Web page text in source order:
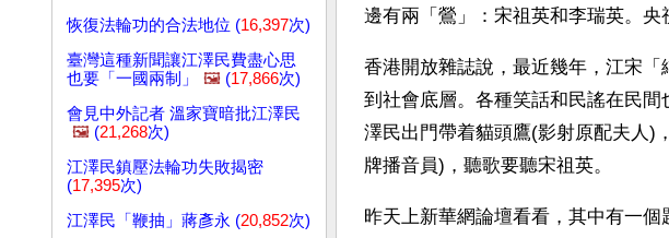
恢復法輪功的合法地位 (16,397次)
臺灣這種新聞讓江澤民費盡心思
也要「一國兩制」
🖼️ (17,866次)
會見中外記者 溫家寶暗批江澤民
🖼️ (21,268次)
江澤民鎮壓法輪功失敗揭密
(17,395次)
江澤民「鞭抽」蔣彥永 (20,852次)
邊有兩「鶯」：宋祖英和李瑞英。央
香港開放雜誌說，最近幾年，江宋「
到社會底層。各種笑話和民謠在民
澤民出門帶着貓頭鷹(影射原配夫人)
牌播音員)，聽歌要聽宋祖英。
昨天上新華網論壇看看，其中有一個